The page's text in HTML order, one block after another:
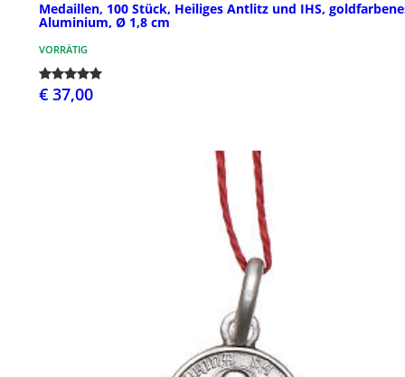
Medaillen, 100 Stück, Heiliges Antlitz und IHS,
Aluminium, Ø 1,8 cm
VORRÄTIG
€ 37,00